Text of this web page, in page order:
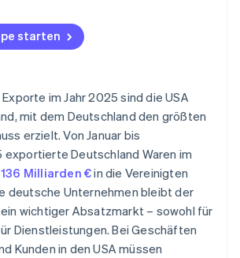
starten
im Jahr 2025 sind die USA
mit dem Deutschland den größten
erzielt. Von Januar bis
Deutschland Waren im
136 Milliarden €in die Vereinigten
deutsche Unternehmen bleibt der
wichtiger Absatzmarkt – sowohl für
Dienstleistungen. Bei Geschäften
Kunden in den USA müssen